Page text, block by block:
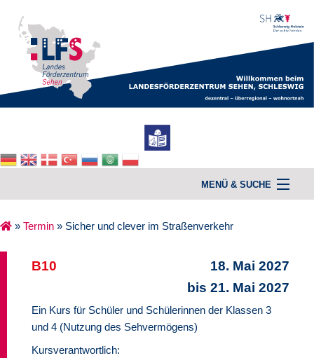
MENÜ & SUCHE
Kurse
» Termin » Sicher und clever im Straßenverkehr
18. Mai 2027
bis 21. Mai 2027
B10
Ein Kurs für Schüler und Schülerinnen der Klassen 3
und 4 (Nutzung des Sehvermögens)
Kursverantwortlich: